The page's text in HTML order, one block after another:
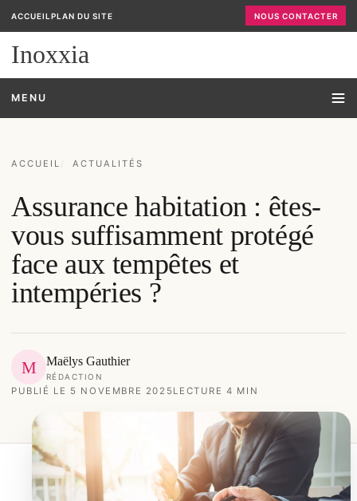
ACCUEIL PLAN DU SITE NOUS CONTACTER
Inoxxia
MENU
ACCUEIL ACTUALITÉS
Assurance habitation : êtes-
vous suffisamment protégé
face aux tempêtes et
intempéries ?
M Maëlys Gauthier
RÉDACTION
PUBLIÉ LE 5 NOVEMBRE 2025LECTURE 4 MIN